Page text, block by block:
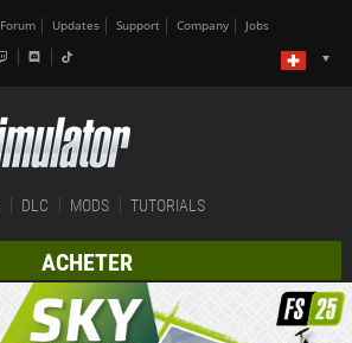
Forum Updates Support Company Jobs
DLC MODS TUTORIALS
ACHETER